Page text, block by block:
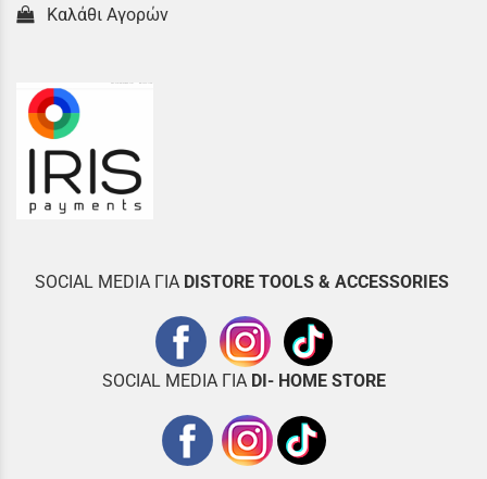
Καλάθι Αγορών
SOCIAL MEDIA ΓΙΑ DISTORE TOOLS & ACCESSORIES
SOCIAL MEDIA ΓΙΑ DI- HOME STORE